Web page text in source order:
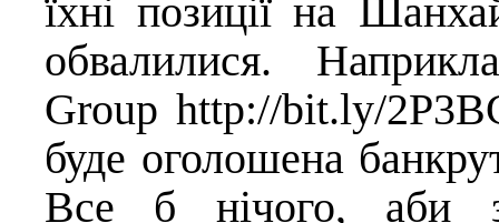
їхні позиції на
обвалилися.
Group http://bit.ly/
буде оголошена
Все б нічого, аби